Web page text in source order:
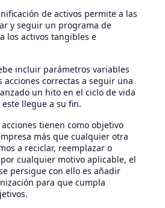
de activos permite a las
y seguir un programa de
los activos tangibles e
incluir parámetros variables
correctas a seguir una
un hito en el ciclo de vida
llegue a su fin.
tienen como objetivo
más que cualquier otra
a reciclar, reemplazar o
cualquier motivo aplicable, el
persigue con ello es añadir
para que cumpla